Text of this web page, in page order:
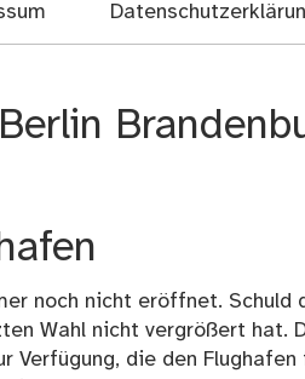
noch nicht eröffnet. Schuld
Wahl nicht vergrößert hat.
Verfügung, die den